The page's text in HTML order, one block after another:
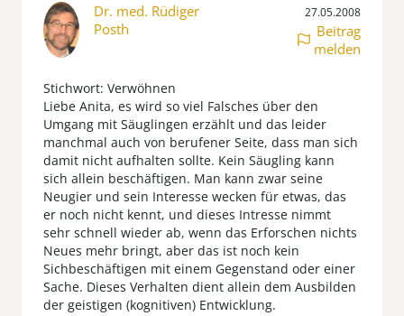
Dr. med. Rüdiger
Posth
27.05.2008
Beitrag
melden
Stichwort: Verwöhnen
Liebe Anita, es wird so viel Falsches über den
Umgang mit Säuglingen erzählt und das leider
manchmal auch von berufener Seite, dass man sich
damit nicht aufhalten sollte. Kein Säugling kann
sich allein beschäftigen. Man kann zwar seine
Neugier und sein Interesse wecken für etwas, das
er noch nicht kennt, und dieses Intresse nimmt
sehr schnell wieder ab, wenn das Erforschen nichts
Neues mehr bringt, aber das ist noch kein
Sichbeschäftigen mit einem Gegenstand oder einer
Sache. Dieses Verhalten dient allein dem Ausbilden
der geistigen (kognitiven) Entwicklung.